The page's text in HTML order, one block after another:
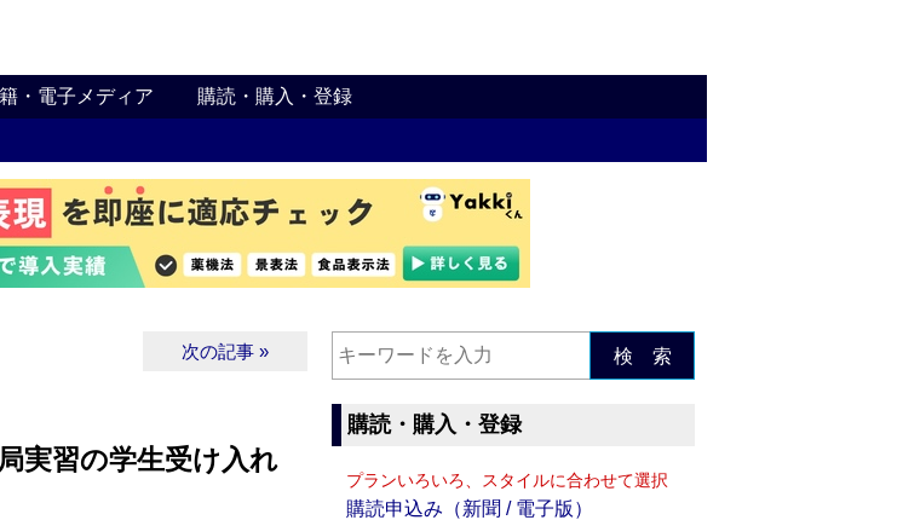
・電子メディア 購読・購入・登録
次の記事 »
実習の学生受け入れ
検 索
購読・購入・登録
プランいろいろ、スタイルに合わせて選択
購読申込み（新聞 / 電子版）